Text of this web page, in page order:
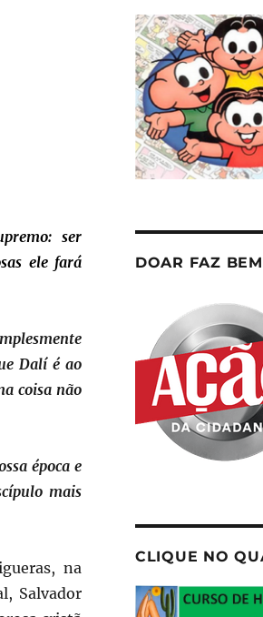
ser
ele fará
Dalí é ao
coisa não
época e
mais
na
Salvador
DOAR FAZ
CLIQUE NO